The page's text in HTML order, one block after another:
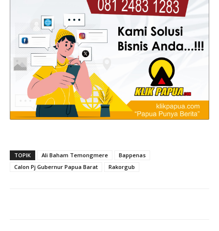
TOPIK Ali Baham Temongmere
Bappenas
Calon Pj Gubernur Papua Barat
Rakorgub